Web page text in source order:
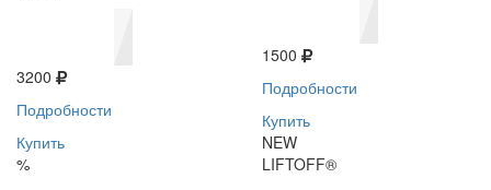
3200
Подробности
Купить
%
1500
Подробности
Купить
NEW
LIFTOFF®